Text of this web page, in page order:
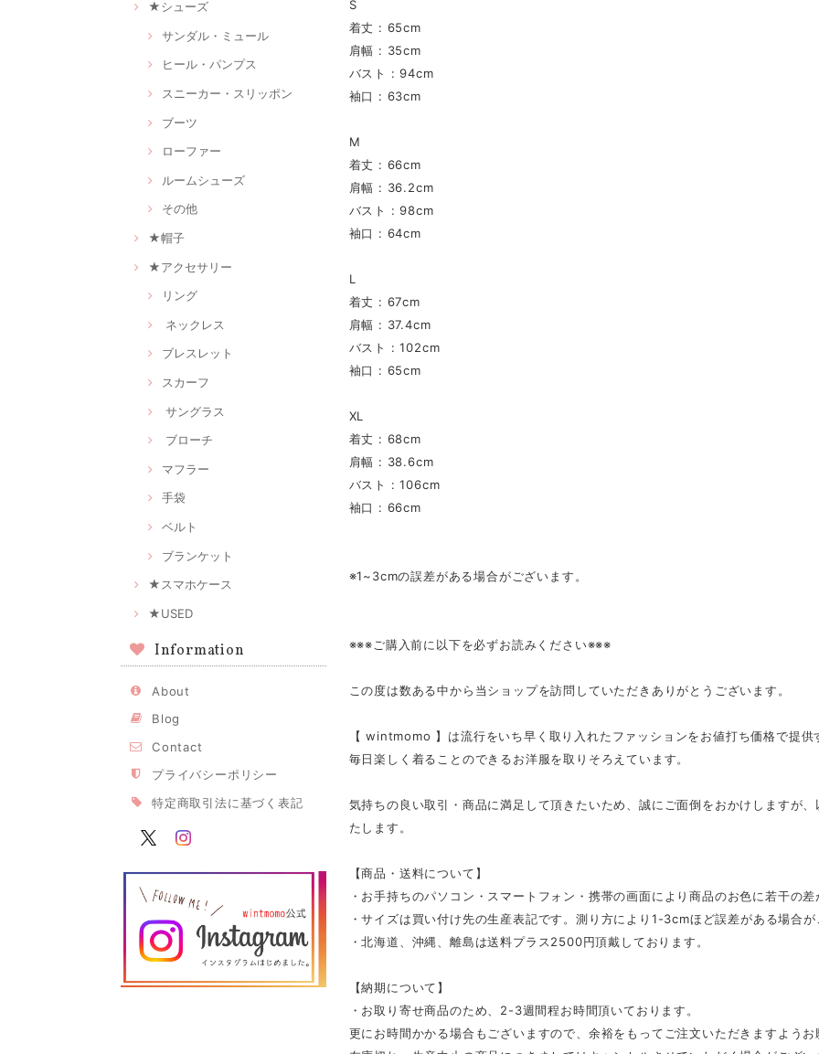
★シューズ
サンダル・ミュール
ヒール・パンプス
スニーカー・スリッポン
ブーツ
ローファー
ルームシューズ
その他
★帽子
★アクセサリー
リング
ネックレス
ブレスレット
スカーフ
サングラス
ブローチ
マフラー
手袋
ベルト
ブランケット
★スマホケース
★USED
Information
About
Blog
Contact
プライバシーポリシー
特定商取引法に基づく表記
S
着丈 : 65cm
肩幅 : 35cm
バスト : 94cm
袖口 : 63cm
M
着丈 : 66cm
肩幅 : 36.2cm
バスト : 98cm
袖口 : 64cm
L
着丈 : 67cm
肩幅 : 37.4cm
バスト : 102cm
袖口 : 65cm
XL
着丈 : 68cm
肩幅 : 38.6cm
バスト : 106cm
袖口 : 66cm
※1~3cmの誤差がある場合がございます。
※※※ご購入前に以下を必ずお読みください※※※
この度は数ある中から当ショップを訪問していただきありがとうございます。
【 wintmomo 】は流行をいち早く取り入れたファッションをお値打ち価格で提供
毎日楽しく着ることのできるお洋服を取りそろえています。
気持ちの良い取引・商品に満足して頂きたいため、誠にご面倒をおかけしますが
たします。
【商品・送料について】
・お手持ちのパソコン・スマートフォン・携帯の画面により商品のお色に若干の差
・サイズは買い付け先の生産表記です。測り方により1-3cmほど誤差がある場合が
・北海道、沖縄、離島は送料プラス2500円頂戴しております。
【納期について】
・お取り寄せ商品のため、2-3週間程お時間頂いております。
更にお時間かかる場合もございますので、余裕をもってご注文いただきますようお